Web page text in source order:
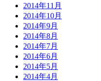
2014年11月
2014年10月
2014年9月
2014年8月
2014年7月
2014年6月
2014年5月
2014年4月